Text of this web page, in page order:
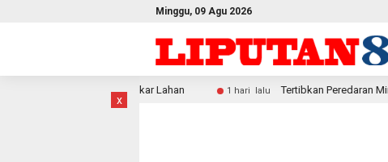
Minggu, 09 Agu 2026
x
1 hari lalu Tertibkan Peredaran Miras Lokal, Polresta Sorong